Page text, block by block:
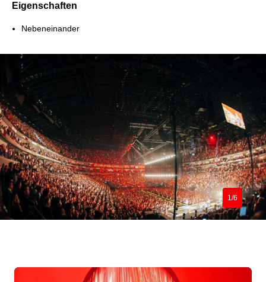
Eigenschaften
Nebeneinander
1/6